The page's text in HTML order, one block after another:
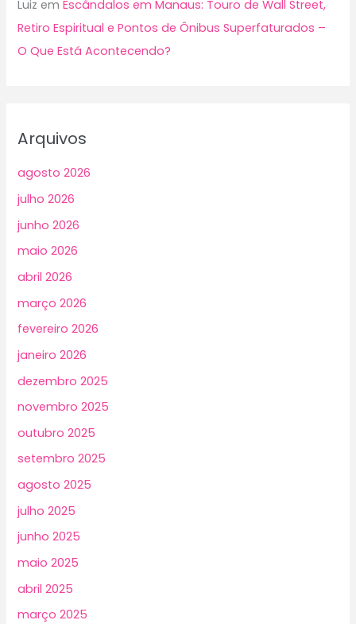
Luiz emEscândalos em Manaus: Touro de Wall Street,
Retiro Espiritual e Pontos de Ônibus Superfaturados –
O Que Está Acontecendo?
Arquivos
agosto 2026
julho 2026
junho 2026
maio 2026
abril 2026
março 2026
fevereiro 2026
janeiro 2026
dezembro 2025
novembro 2025
outubro 2025
setembro 2025
agosto 2025
julho 2025
junho 2025
maio 2025
abril 2025
março 2025